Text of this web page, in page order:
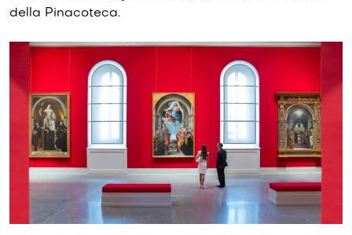
della Pinacoteca.